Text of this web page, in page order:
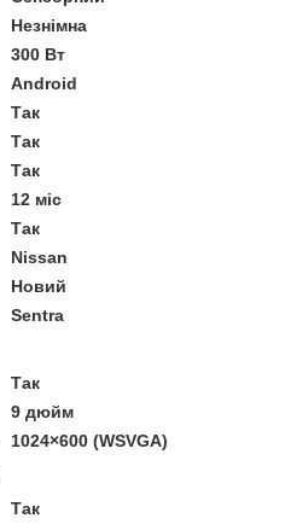
Незнімна
300 Вт
Android
Так
Так
Так
12 міс
Так
Nissan
Новий
Sentra
Так
9 дюйм
1024×600 (WSVGA)
Так